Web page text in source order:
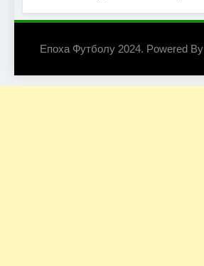
Епоха Футболу 2024. Powered By